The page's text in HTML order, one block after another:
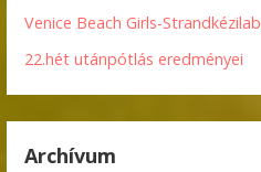
Venice Beach Girls-
22.hét utánpótlás eredményei
Archívum